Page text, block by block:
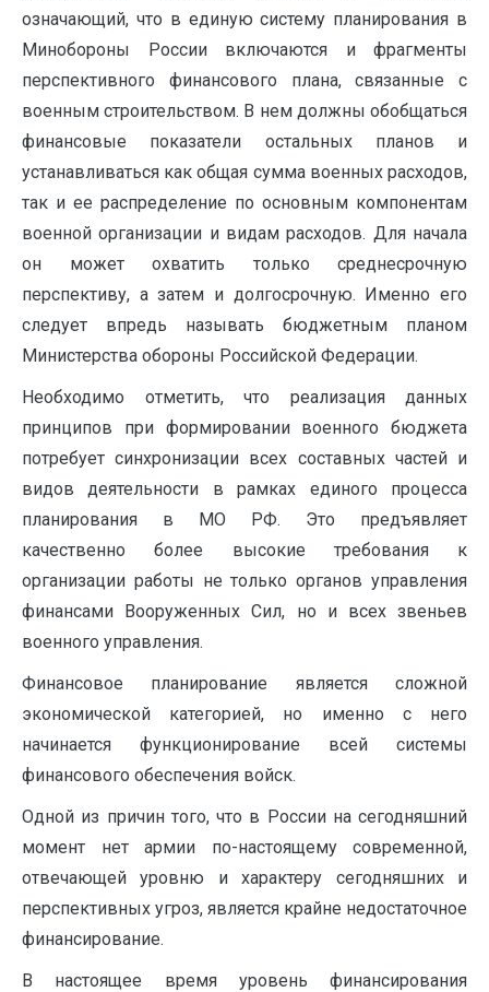
означающий, что в единую систему планирования в
Минобороны России включаются и фрагменты
перспективного финансового плана, связанные с
военным строительством. В нем должны обобщаться
финансовые показатели остальных планов и
устанавливаться как общая сумма военных расходов,
так и ее распределение по основным компонентам
военной организации и видам расходов. Для начала
он может охватить только среднесрочную
перспективу, а затем и долгосрочную. Именно его
следует впредь называть бюджетным планом
Министерства обороны Российской Федерации.
Необходимо отметить, что реализация данных
принципов при формировании военного бюджета
потребует синхронизации всех составных частей и
видов деятельности в рамках единого процесса
планирования в МО РФ. Это предъявляет
качественно более высокие требования к
организации работы не только органов управления
финансами Вооруженных Сил, но и всех звеньев
военного управления.
Финансовое планирование является сложной
экономической категорией, но именно с него
начинается функционирование всей системы
финансового обеспечения войск.
Одной из причин того, что в России на сегодняшний
момент нет армии по-настоящему современной,
отвечающей уровню и характеру сегодняшних и
перспективных угроз, является крайне недостаточное
финансирование.
В настоящее время уровень финансирования